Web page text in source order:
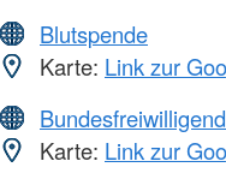
Blutspende
Karte: Link zur
Karte: Link zur